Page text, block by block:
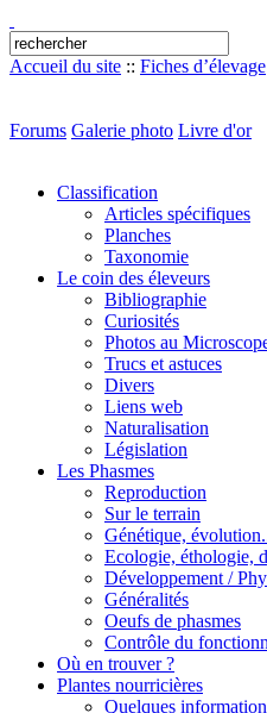
Accueil du site :: Fiches d’élevage
Forums Galerie photo Livre d'or
Classification
Articles spécifiques
Planches
Taxonomie
Le coin des éleveurs
Bibliographie
Curiosités
Photos au
Trucs et astuces
Divers
Liens web
Naturalisation
Législation
Les Phasmes
Reproduction
Sur le terrain
Génétique,
Ecologie, éthologie,
Développement /
Généralités
Oeufs de phasmes
Contrôle du
Où en trouver ?
Plantes nourricières
Quelques